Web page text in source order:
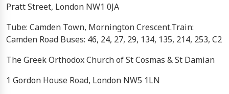
Pratt Street, London NW1 0JA
Tube: Camden Town, Mornington Crescent.Train:
Camden Road Buses: 46, 24, 27, 29, 134, 135, 214, 253, C2
The Greek Orthodox Church of St Cosmas & St Damian
1 Gordon House Road, London NW5 1LN